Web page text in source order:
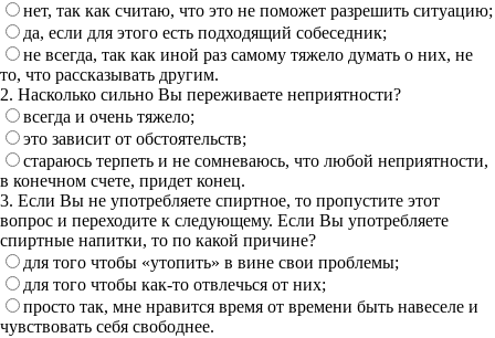
нет, так как считаю, что это не поможет разрешить ситуацию;
да, если для этого есть подходящий собеседник;
не всегда, так как иной раз самому тяжело думать о них, не
то, что рассказывать другим.
2. Насколько сильно Вы переживаете неприятности?
всегда и очень тяжело;
это зависит от обстоятельств;
стараюсь терпеть и не сомневаюсь, что любой неприятности,
в конечном счете, придет конец.
3. Если Вы не употребляете спиртное, то пропустите этот
вопрос и переходите к следующему. Если Вы употребляете
спиртные напитки, то по какой причине?
для того чтобы «утопить» в вине свои проблемы;
для того чтобы как-то отвлечься от них;
просто так, мне нравится время от времени быть навеселе и
чувствовать себя свободнее.